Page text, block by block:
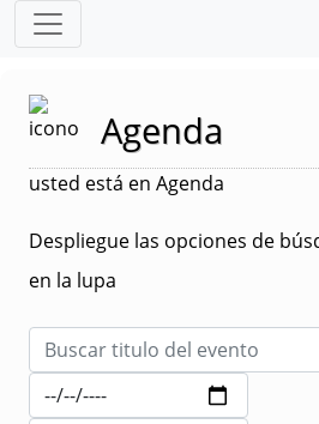
Agenda
usted está en Agenda
Despliegue las opciones de
en la lupa